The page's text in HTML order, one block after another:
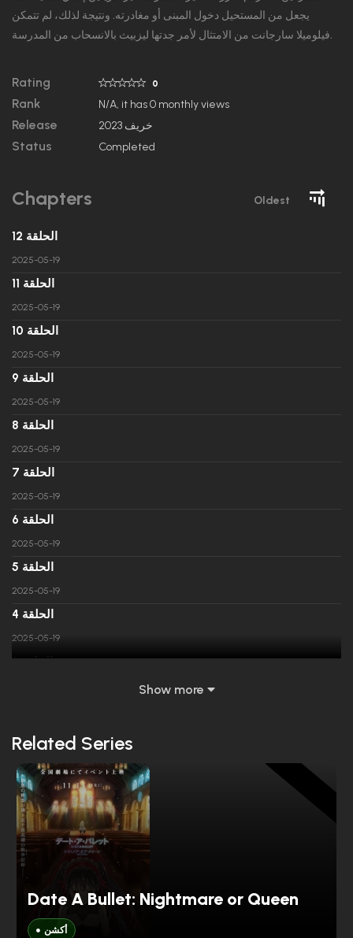
يجعل من المستحيل دخول المبنى أو مغادرته. ونتيجة لذلك، لم تتمكن
فيلوميلا سارجانت من الامتثال لأمر جدتها ليزبيث بالانسحاب من المدرسة.
Rating 0
Rank N/A, it has 0 monthly views
Release خريف 2023
Status Completed
Chapters Oldest
الحلقة 12
2025-05-19
الحلقة 11
2025-05-19
الحلقة 10
2025-05-19
الحلقة 9
2025-05-19
الحلقة 8
2025-05-19
الحلقة 7
2025-05-19
الحلقة 6
2025-05-19
الحلقة 5
2025-05-19
الحلقة 4
2025-05-19
الحلقة 3
2025-05-19
Show more
Related Series
ANIME
Date A Bullet: Nightmare or Queen
أكشن